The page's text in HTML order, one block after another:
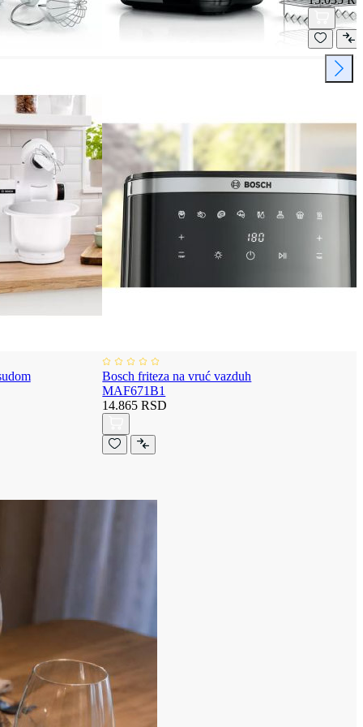
Bosch friteza na vruć vazduh
MAF671B1
14.865 RSD